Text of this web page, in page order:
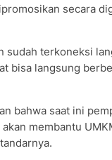
secara
sudah terkoneksi
bisa langsung
bahwa saat ini
membantu